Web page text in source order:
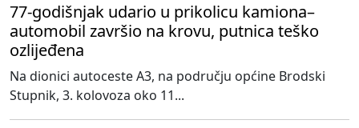
77-godišnjak udario u prikolicu kamiona–
automobil završio na krovu, putnica teško
ozlijeđena
Na dionici autoceste A3, na području općine Brodski
Stupnik, 3. kolovoza oko 11...